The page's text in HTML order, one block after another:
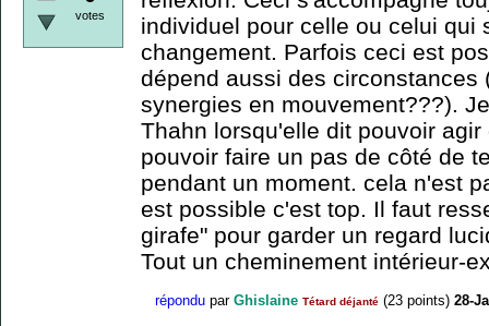
votes
individuel pour celle ou celui qui
changement. Parfois ceci est
dépend aussi des circonstances
synergies en mouvement???).
Thahn lorsqu'elle dit pouvoir
pouvoir faire un pas de côté de
pendant un moment. cela n'est
est possible c'est top. Il faut
girafe" pour garder un regard
Tout un cheminement intérieur-
répondu par Ghislaine Tétard déjanté (23 points) 28-